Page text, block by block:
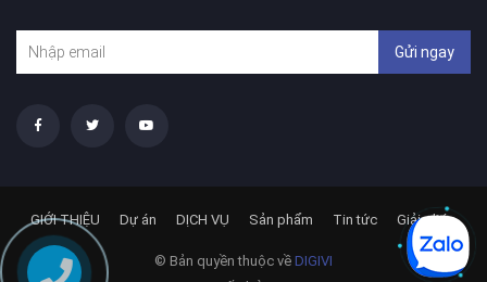
Gửi ngay
© Bản quyền thuộc về DIGIVI
GIỚI THIỆU Dự án DỊCH VỤ Sản phẩm Tin tức Giải pháp